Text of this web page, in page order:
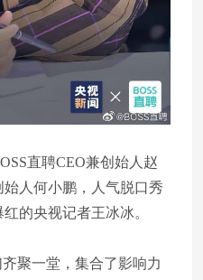
直聘CEO兼创始人赵
人何小鹏，人气脱口秀
的央视记者王冰冰。
聚一堂，集合了影响力